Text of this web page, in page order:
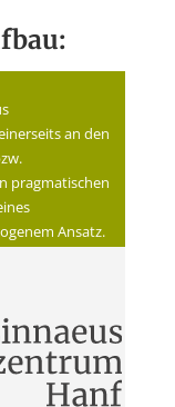
an den
pragmatischen
Ansatz.